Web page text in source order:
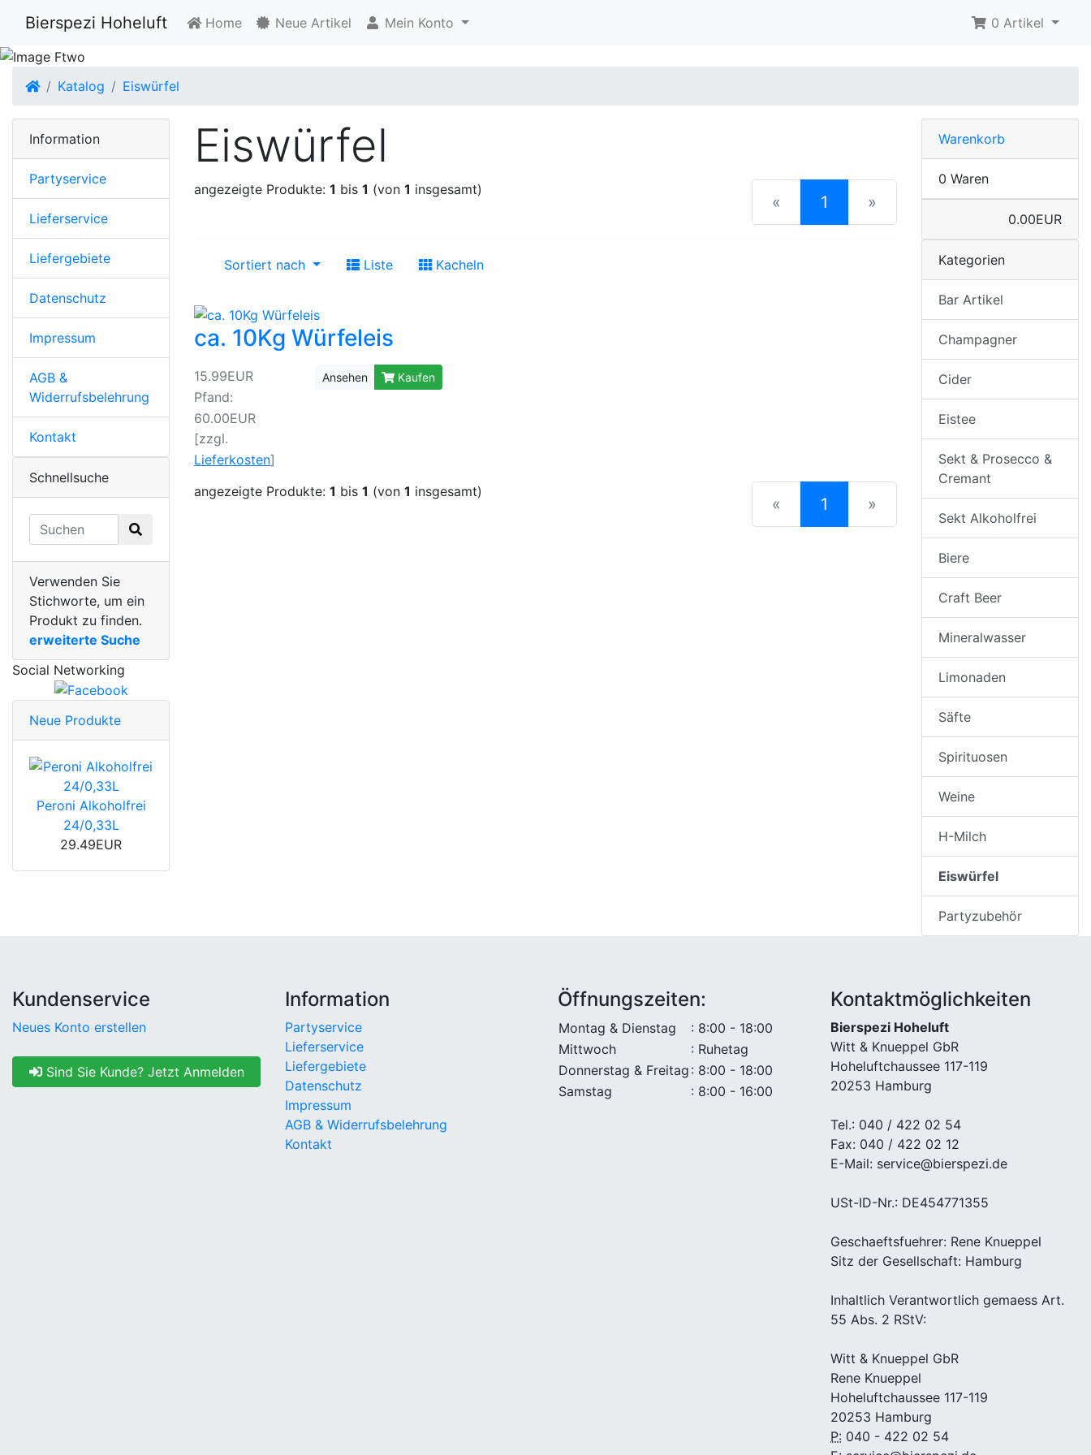
Bierspezi Hoheluft Home Neue Artikel Mein Konto 0 Artikel
Startseite
Katalog Eiswürfel
Eiswürfel
angezeigte Produkte: 1 bis 1 (von 1 insgesamt)
« 1 (current)
»
Sortiert nach Liste Kacheln
ca. 10Kg Würfeleis
15.99EUR
Pfand:
60.00EUR
[zzgl.
Lieferkosten]
Ansehen Kaufen
angezeigte Produkte: 1 bis 1 (von 1 insgesamt)
« 1 (current)
»
Information
Partyservice
Lieferservice
Liefergebiete
Datenschutz
Impressum
AGB &
Widerrufsbelehrung
Kontakt
Schnellsuche
Verwenden Sie
Stichworte, um ein
Produkt zu finden.
erweiterte Suche
Social Networking
Neue Produkte
Peroni Alkoholfrei
24/0,33L
29.49EUR
Warenkorb
0 Waren
0.00EUR
Kategorien
Bar Artikel
Champagner
Cider
Eistee
Sekt & Prosecco &
Cremant
Sekt Alkoholfrei
Biere
Craft Beer
Mineralwasser
Limonaden
Säfte
Spirituosen
Weine
H-Milch
Eiswürfel
Partyzubehör
Kundenservice
Neues Konto erstellen
Sind Sie Kunde? Jetzt Anmelden
Information
Partyservice
Lieferservice
Liefergebiete
Datenschutz
Impressum
AGB & Widerrufsbelehrung
Kontakt
Öffnungszeiten:
Montag & Dienstag
: 8:00 - 18:00
Mittwoch
: Ruhetag
Donnerstag & Freitag : 8:00 - 18:00
Samstag
: 8:00 - 16:00
Kontaktmöglichkeiten
Bierspezi Hoheluft
Witt & Knueppel GbR
Hoheluftchaussee 117-119
20253 Hamburg
Tel.: 040 / 422 02 54
Fax: 040 / 422 02 12
E-Mail: service@bierspezi.de
USt-ID-Nr.: DE454771355
Geschaeftsfuehrer: Rene Knueppel
Sitz der Gesellschaft: Hamburg
Inhaltlich Verantwortlich gemaess Art.
55 Abs. 2 RStV:
Witt & Knueppel GbR
Rene Knueppel
Hoheluftchaussee 117-119
20253 Hamburg
P: 040 - 422 02 54